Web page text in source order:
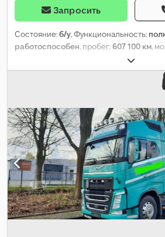
Запросить
Состояние:б/у, Функциональность:
работоспособен , пробег:607 100 км ,
, первая регистрация:
7 600 кг, цвет:синий, тип передачи:
,